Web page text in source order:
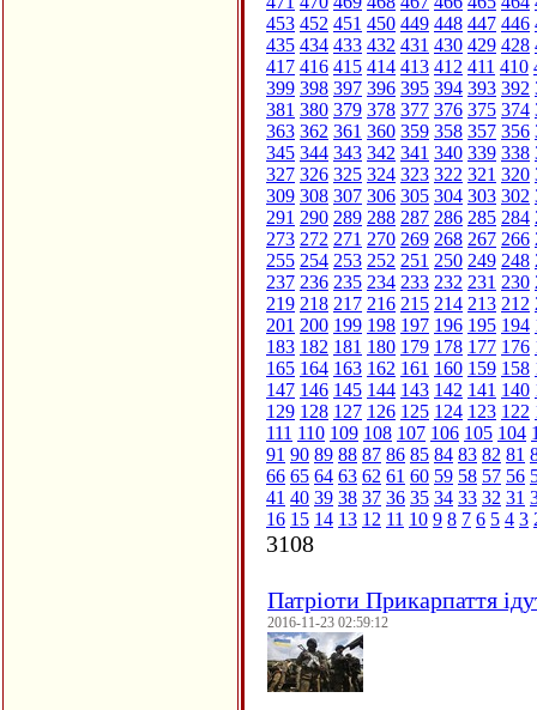
453 452 451 450 449 448 447 446
435 434 433 432 431 430 429 428
417 416 415 414 413 412 411 410
399 398 397 396 395 394 393 392
381 380 379 378 377 376 375 374
363 362 361 360 359 358 357 356
345 344 343 342 341 340 339 338
327 326 325 324 323 322 321 320
309 308 307 306 305 304 303 302
291 290 289 288 287 286 285 284
273 272 271 270 269 268 267 266
255 254 253 252 251 250 249 248
237 236 235 234 233 232 231 230
219 218 217 216 215 214 213 212
201 200 199 198 197 196 195 194
183 182 181 180 179 178 177 176
165 164 163 162 161 160 159 158
147 146 145 144 143 142 141 140
129 128 127 126 125 124 123 122
111 110 109 108 107 106 105 104
91 90 89 88 87 86 85 84 83 82 81
66 65 64 63 62 61 60 59 58 57 56
41 40 39 38 37 36 35 34 33 32 31
16 15 14 13 12 11 10 9 8 7 6 5 4 3
3108
Патріоти Прикарпаття
2016-11-23 02:59:12